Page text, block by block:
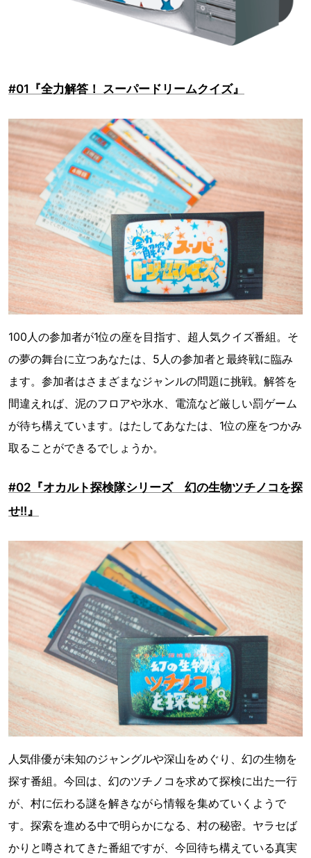
#01『全力解答！ スーパードリームクイズ』
100人の参加者が1位の座を目指す、超人気クイズ番組。そ
の夢の舞台に立つあなたは、5人の参加者と最終戦に臨み
ます。参加者はさまざまなジャンルの問題に挑戦。解答を
間違えれば、泥のフロアや氷水、電流など厳しい罰ゲーム
が待ち構えています。はたしてあなたは、1位の座をつかみ
取ることができるでしょうか。
#02『オカルト探検隊シリーズ 幻の生物ツチノコを探
せ!!』
人気俳優が未知のジャングルや深山をめぐり、幻の生物を
探す番組。今回は、幻のツチノコを求めて探検に出た一行
が、村に伝わる謎を解きながら情報を集めていくようで
す。探索を進める中で明らかになる、村の秘密。ヤラセば
かりと噂されてきた番組ですが、今回待ち構えている真実